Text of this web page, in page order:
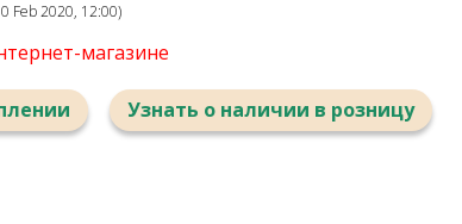
Feb 2020, 12:00)
магазине
Узнать о наличии в розницу